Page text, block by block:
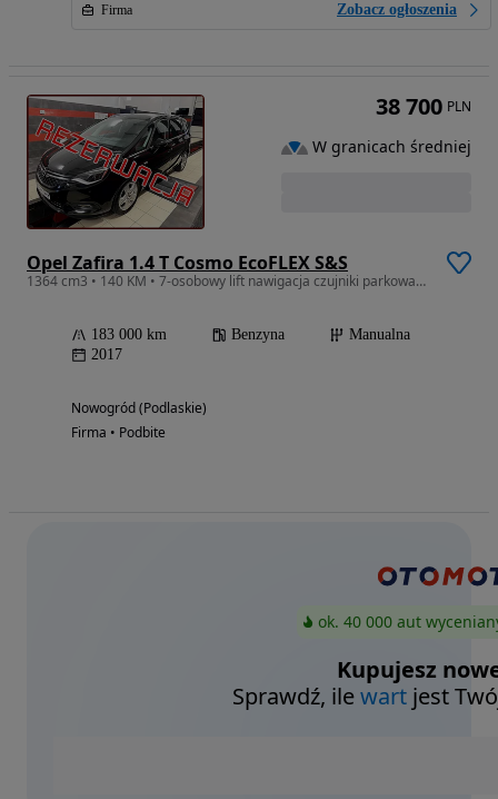
Firma Zobacz ogłoszenia
Opel Zafira 1.4 T Cosmo EcoFLEX S&S
1364 cm3 • 140 KM • 7-osobowy lift nawigacja czujniki parkowania ledy
183 000 km Benzyna
Manualna
2017
Nowogród (Podlaskie)
Firma • Podbite
38 700 PLN
W granicach średniej
ok. 40 000 aut
Kupujesz
Sprawdź, ilewart jest